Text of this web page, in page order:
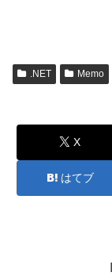
.NET Memo
X
はてブ